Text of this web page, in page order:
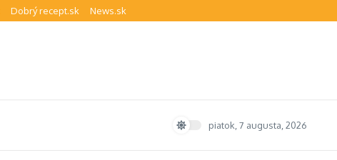
Dobrý recept.sk News.sk
piatok, 7 augusta, 2026